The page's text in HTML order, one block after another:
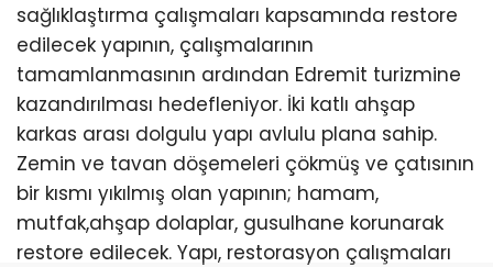
sağlıklaştırma çalışmaları kapsamında restore
edilecek yapının, çalışmalarının
tamamlanmasının ardından Edremit turizmine
kazandırılması hedefleniyor. İki katlı ahşap
karkas arası dolgulu yapı avlulu plana sahip.
Zemin ve tavan döşemeleri çökmüş ve çatısının
bir kısmı yıkılmış olan yapının; hamam,
mutfak,ahşap dolaplar, gusulhane korunarak
restore edilecek. Yapı, restorasyon çalışmaları